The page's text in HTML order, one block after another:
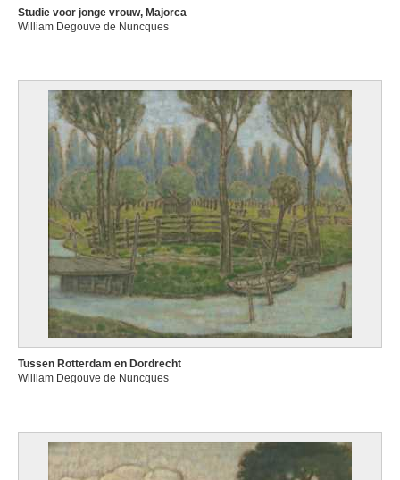
Studie voor jonge vrouw, Majorca
William Degouve de Nuncques
Tussen Rotterdam en Dordrecht
William Degouve de Nuncques